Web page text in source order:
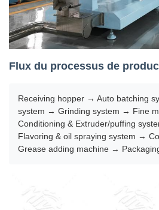
Flux du processus de
Receiving hopper → Auto batching
system → Grinding system → Fine
Conditioning & Extruder/puffing
Flavoring & oil spraying system →
Grease adding machine →